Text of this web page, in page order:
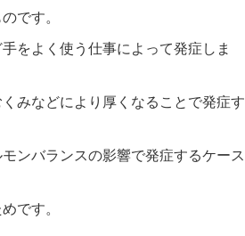
です。
をよく使う仕事によって発症しま
みなどにより厚くなることで発症す
ンバランスの影響で発症するケース
です。